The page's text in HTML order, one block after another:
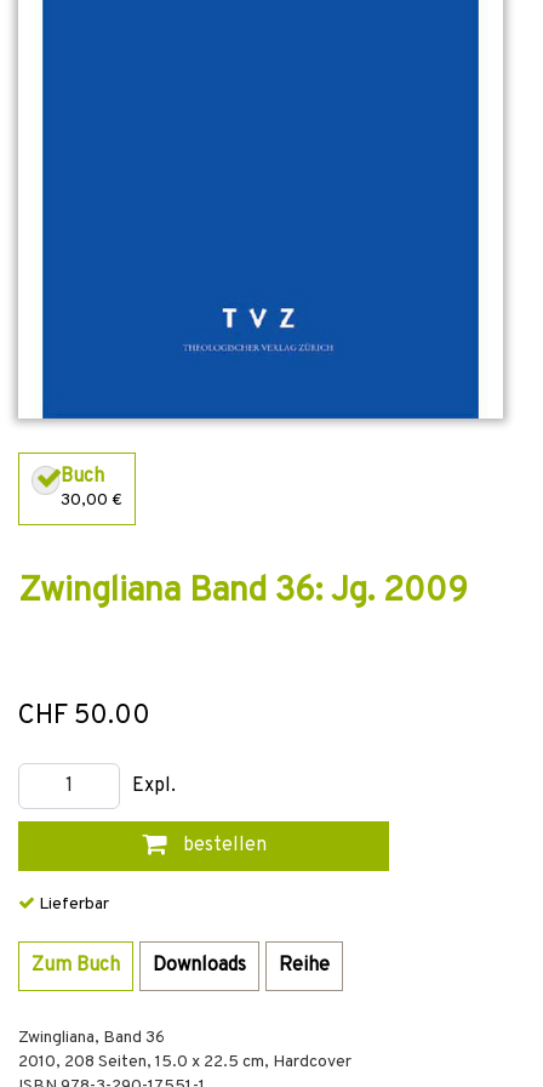
Buch
30,00 €
Zwingliana Band 36: Jg. 2009
CHF 50.00
Expl.
bestellen
Lieferbar
Zum Buch Downloads Reihe
Zwingliana, Band 36
2010, 208 Seiten, 15.0 x 22.5 cm, Hardcover